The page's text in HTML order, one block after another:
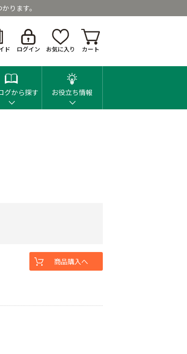
ります。
ド ログイン お気に入り カート
グから探す お役立ち情報
商品購入へ